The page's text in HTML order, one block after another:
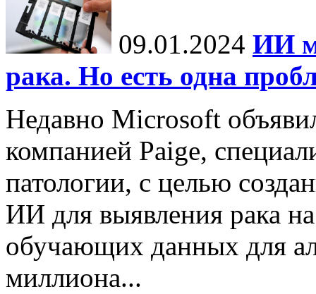
09.01.2024 ИИ
рака. Но есть одна
Недавно Microsoft
компанией Paige,
патологии, с целью
ИИ для выявления рака
обучающих данных для
миллиона...